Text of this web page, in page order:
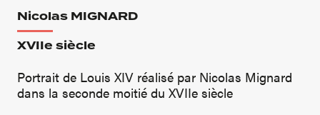
Nicolas MIGNARD
XVIIe siècle
Portrait de Louis XIV réalisé par Nicolas Mignard
dans la seconde moitié du XVIIe siècle